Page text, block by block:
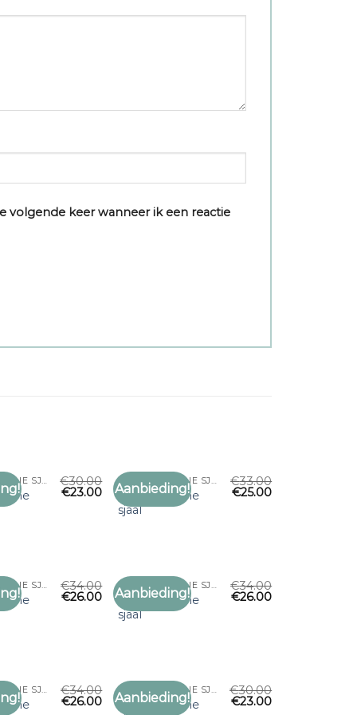
volgende keer wanneer ik een reactie
Toevoegen
ZWARTE DUNNE SJAAL €30.00
€23.00 Aanbieding!
Toevoegen
ZWARTE DUNNE SJAAL
zwarte dunne
sjaal
€33.00
€25.00
Toevoegen
ZWARTE DUNNE SJAAL €34.00
€26.00 Aanbieding!
Toevoegen
ZWARTE DUNNE SJAAL
zwarte dunne
sjaal
€34.00
€26.00
Toevoegen
ZWARTE DUNNE SJAAL €34.00
€26.00 Aanbieding!
Toevoegen
ZWARTE DUNNE SJAAL
zwarte dunne
€30.00
€23.00